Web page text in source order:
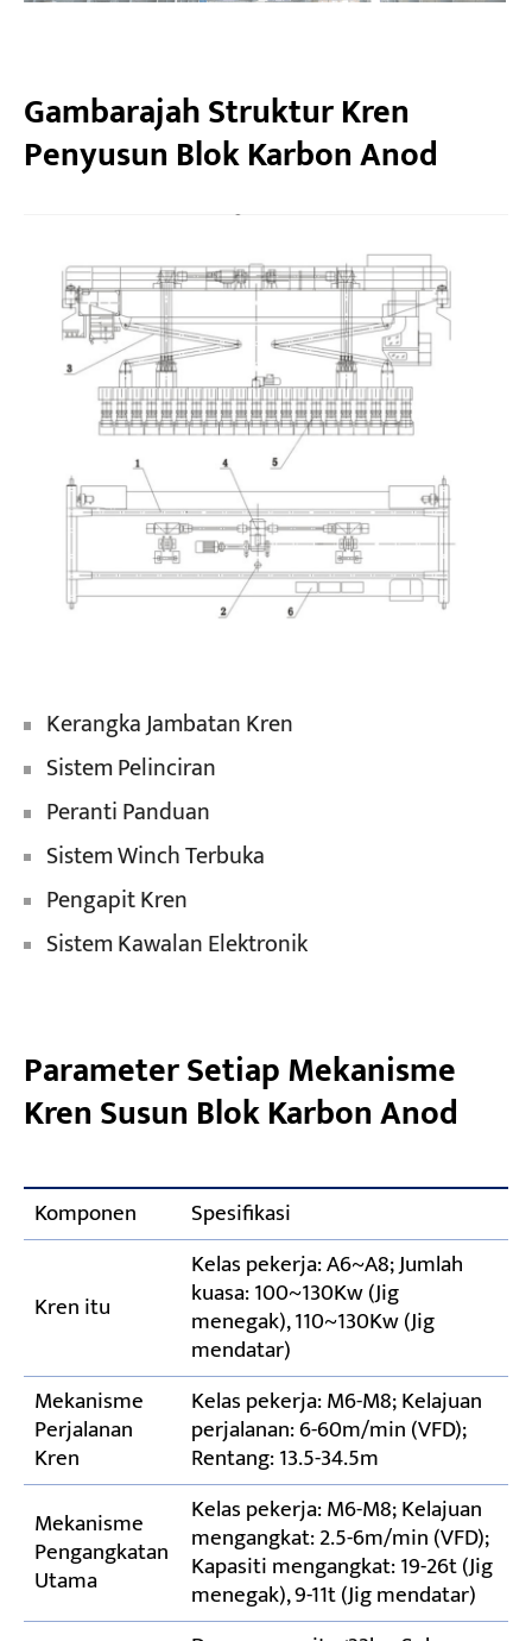
Gambarajah Struktur Kren
Penyusun Blok Karbon Anod
Kerangka Jambatan Kren
Sistem Pelinciran
Peranti Panduan
Sistem Winch Terbuka
Pengapit Kren
Sistem Kawalan Elektronik
Parameter Setiap Mekanisme
Kren Susun Blok Karbon Anod
Komponen Spesifikasi
Kren itu
Kelas pekerja: A6~A8; Jumlah
kuasa: 100~130Kw (Jig
menegak), 110~130Kw (Jig
mendatar)
Mekanisme
Perjalanan
Kren
Kelas pekerja: M6-M8; Kelajuan
perjalanan: 6-60m/min (VFD);
Rentang: 13.5-34.5m
Mekanisme
Pengangkatan
Utama
Kelas pekerja: M6-M8; Kelajuan
mengangkat: 2.5-6m/min (VFD);
Kapasiti mengangkat: 19-26t (Jig
menegak), 9-11t (Jig mendatar)